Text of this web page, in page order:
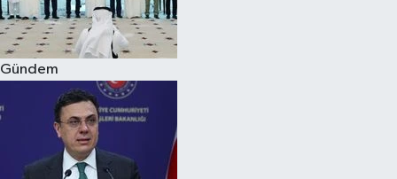
Gündem
Hava Durumu
Kadın
Kim kimdir?
Kültür Sanat